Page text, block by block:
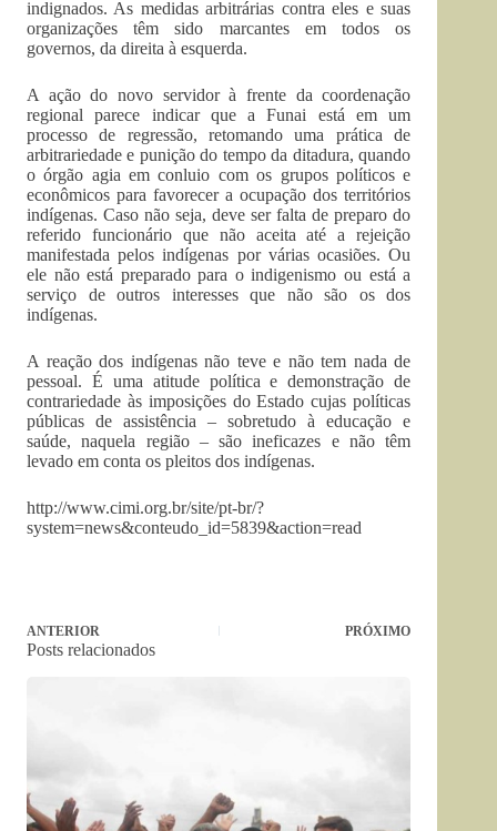
indignados. As medidas arbitrárias contra eles e suas
organizações têm sido marcantes em todos os
governos, da direita à esquerda.
A ação do novo servidor à frente da coordenação
regional parece indicar que a Funai está em um
processo de regressão, retomando uma prática de
arbitrariedade e punição do tempo da ditadura, quando
o órgão agia em conluio com os grupos políticos e
econômicos para favorecer a ocupação dos territórios
indígenas. Caso não seja, deve ser falta de preparo do
referido funcionário que não aceita até a rejeição
manifestada pelos indígenas por várias ocasiões. Ou
ele não está preparado para o indigenismo ou está a
serviço de outros interesses que não são os dos
indígenas.
A reação dos indígenas não teve e não tem nada de
pessoal. É uma atitude política e demonstração de
contrariedade às imposições do Estado cujas políticas
públicas de assistência – sobretudo à educação e
saúde, naquela região – são ineficazes e não têm
levado em conta os pleitos dos indígenas.
http://www.cimi.org.br/site/pt-br/?
system=news&conteudo_id=5839&action=read
ANTERIOR PRÓXIMO
Posts relacionados